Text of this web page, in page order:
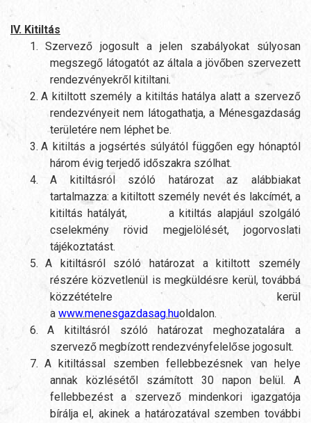
IV. Kitiltás
1. Szervező jogosult a jelen szabályokat súlyosan
megszegő látogatót az általa a jövőben szervezett
rendezvényekről kitiltani.
2. A kitiltott személy a kitiltás hatálya alatt a szervező
rendezvényeit nem látogathatja, a Ménesgazdaság
területére nem léphet be.
3. A kitiltás a jogsértés súlyától függően egy hónaptól
három évig terjedő időszakra szólhat.
4.
A kitiltásról szóló határozat az alábbiakat
tartalmazza: a kitiltott személy nevét és lakcímét, a
kitiltás hatályát, a kitiltás alapjául szolgáló
cselekmény rövid megjelölését, jogorvoslati
tájékoztatást.
5. A kitiltásról szóló határozat a kitiltott személy
részére közvetlenül is megküldésre kerül, továbbá
közzétételre kerül
a www.menesgazdasag.huoldalon.
6.
A kitiltásról szóló határozat meghozatalára a
szervező megbízott rendezvényfelelőse jogosult.
7. A kitiltással szemben fellebbezésnek van helye
annak közlésétől számított 30 napon belül. A
fellebbezést a szervező mindenkori igazgatója
bírálja el, akinek a határozatával szemben további